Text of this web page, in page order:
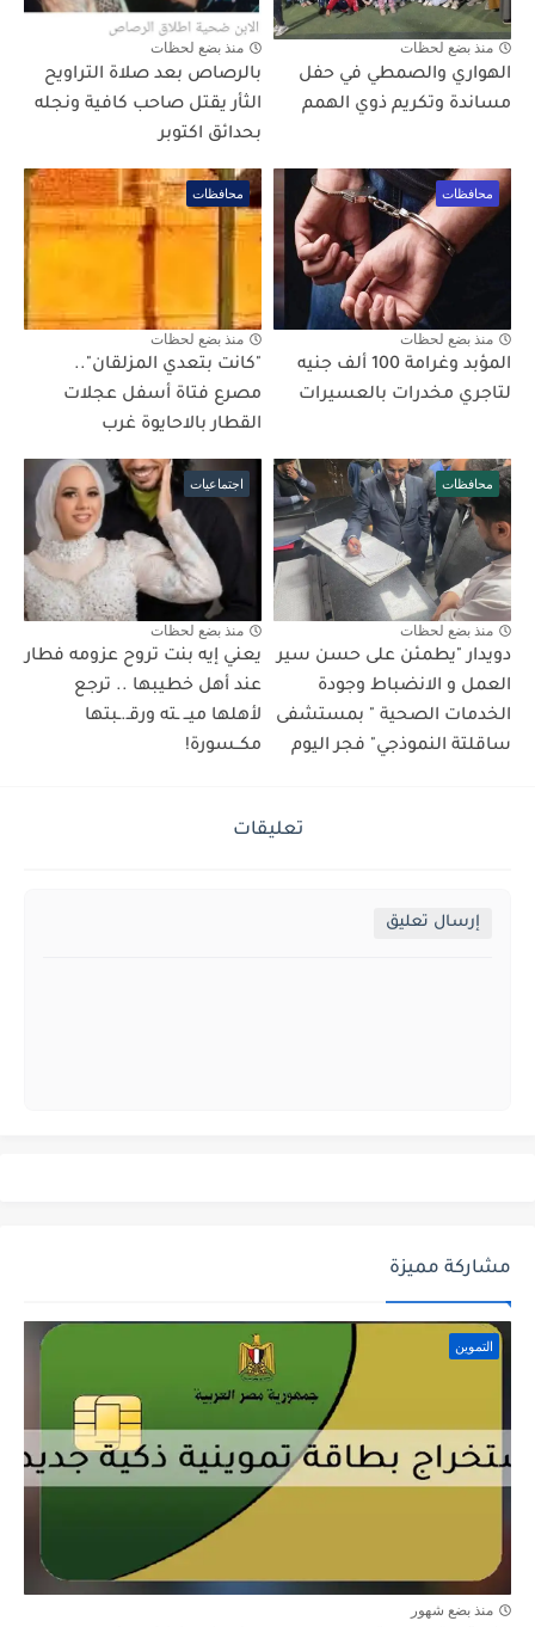
منذ بضع لحظات
الهواري والصمطي في حفل
مساندة وتكريم ذوي الهمم
منذ بضع لحظات
بالرصاص بعد صلاة التراويح
الثأر يقتل صاحب كافية ونجله
بحدائق اكتوبر
محافظات
منذ بضع لحظات
المؤبد وغرامة 100 ألف جنيه
لتاجري مخدرات بالعسيرات
محافظات
منذ بضع لحظات
"كانت بتعدي المزلقان"..
مصرع فتاة أسفل عجلات
القطار بالاحايوة غرب
محافظات
منذ بضع لحظات
دويدار "يطمئن على حسن سير
العمل و الانضباط وجودة
الخدمات الصحية " بمستشفى
ساقلتة النموذجي" فجر اليوم
اجتماعيات
منذ بضع لحظات
يعني إيه بنت تروح عزومه فطار
عند أهل خطيبها .. ترجع
لأهلها ميــ ـته ورقـ.ـبتها
مكــسورة!
تعليقات
إرسال تعليق
مشاركة مميزة
التموين
منذ بضع شهور